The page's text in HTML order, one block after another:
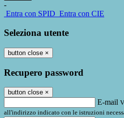
-
Entra con SPID Entra con CIE
Seleziona utente
button close ×
Recupero password
button close ×
E-mail
all'indirizzo indicato con le istruzioni